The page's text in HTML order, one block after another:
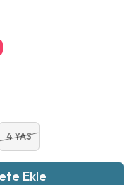
4 YAS
Ekle